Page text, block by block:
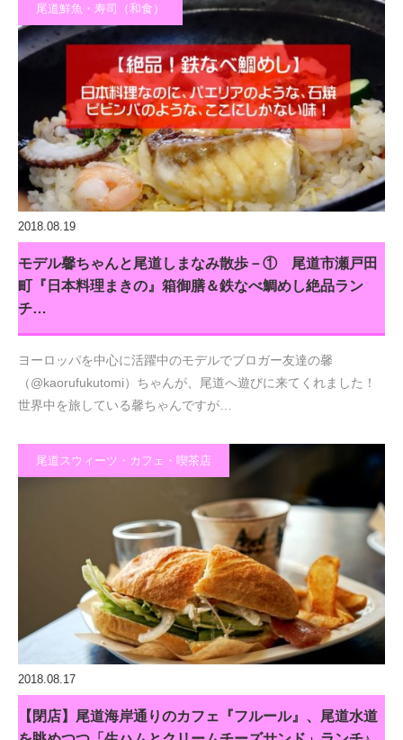
尾道鮮魚・寿司（和食）
2018.08.19
モデル馨ちゃんと尾道しまなみ散歩－① 尾道市瀬戸田
町『日本料理まきの』箱御膳＆鉄なべ鯛めし絶品ラン
チ…
ヨーロッパを中心に活躍中のモデルでブロガー友達の馨
（@kaorufukutomi）ちゃんが、尾道へ遊びに来てくれました！
世界中を旅している馨ちゃんですが…
尾道スウィーツ・カフェ・喫茶店
2018.08.17
【閉店】尾道海岸通りのカフェ『フルール』、尾道水道